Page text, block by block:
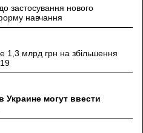
застосування нового
навчання
1,3 млрд грн на збільшення
Украине могут ввести